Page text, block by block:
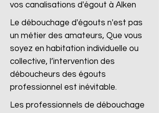
vos canalisations d'égout à Alken
Le débouchage d'égouts n'est pas
un métier des amateurs, Que vous
soyez en habitation individuelle ou
collective, l’intervention des
déboucheurs des égouts
professionnel est inévitable.
Les professionnels de débouchage